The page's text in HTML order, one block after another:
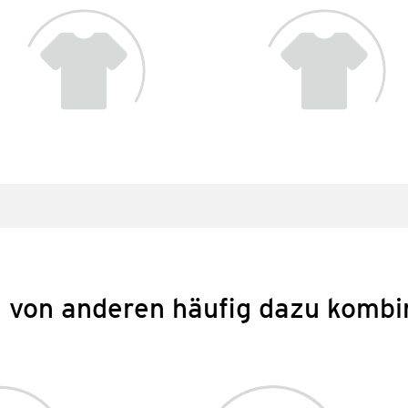
von anderen häufig dazu